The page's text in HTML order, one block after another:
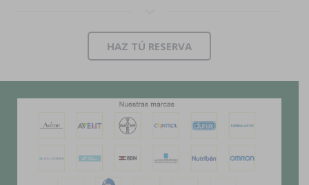
HAZ TÚ RESERVA